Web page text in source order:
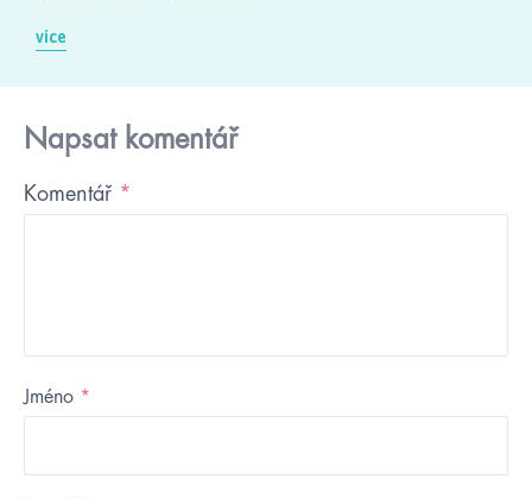
více
Napsat komentář
Komentář *
Jméno *